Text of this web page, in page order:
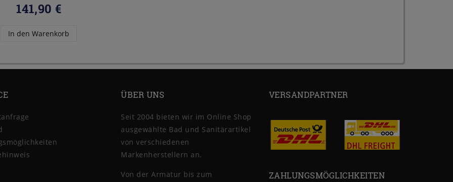
141,90 €
In den Warenkorb
ÜBER UNS
Seit 2004 bieten wir im Online Shop
ausgewählte Bad und Sanitärartikel
von verschiedenen
Markenherstellern an.
Von der Armatur bis zum
VERSANDPARTNER
ZAHLUNGSMÖGLICHKEITEN